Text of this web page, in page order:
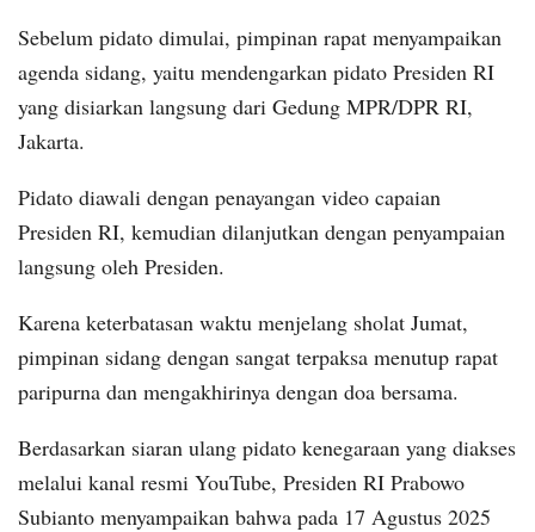
Sebelum pidato dimulai, pimpinan rapat menyampaikan
agenda sidang, yaitu mendengarkan pidato Presiden RI
yang disiarkan langsung dari Gedung MPR/DPR RI,
Jakarta.
Pidato diawali dengan penayangan video capaian
Presiden RI, kemudian dilanjutkan dengan penyampaian
langsung oleh Presiden.
Karena keterbatasan waktu menjelang sholat Jumat,
pimpinan sidang dengan sangat terpaksa menutup rapat
paripurna dan mengakhirinya dengan doa bersama.
Berdasarkan siaran ulang pidato kenegaraan yang diakses
melalui kanal resmi YouTube, Presiden RI Prabowo
Subianto menyampaikan bahwa pada 17 Agustus 2025